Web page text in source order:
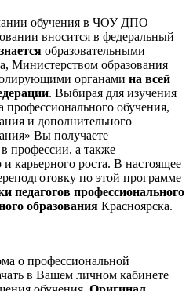
обучения в ЧОУ ДПО
вносится в федеральный
образовательными
Министерством образования
органами на всей
. Выбирая для изучения
профессионального обучения,
и дополнительного
Вы получаете
профессии, а также
карьерного роста. В настоящее
по этой программе
педагогов профессионального
образования Красноярска.
о профессиональной
в Вашем личном кабинете